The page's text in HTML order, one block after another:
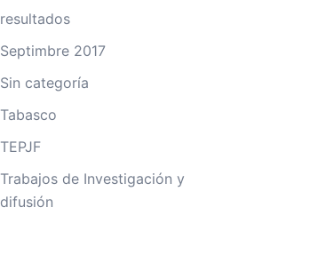
resultados
Septimbre 2017
Sin categoría
Tabasco
TEPJF
Trabajos de Investigación y
difusión